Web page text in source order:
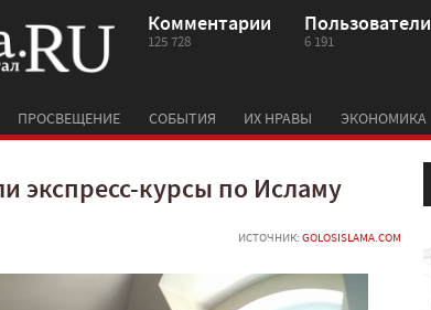
Комментарии
125 728
Пользователи
6 191
ПРОСВЕЩЕНИЕ СОБЫТИЯ ИХ НРАВЫ ЭКОНОМИКА
экспресс-курсы по Исламу
ИСТОЧНИК: GOLOSISLAMA.COM